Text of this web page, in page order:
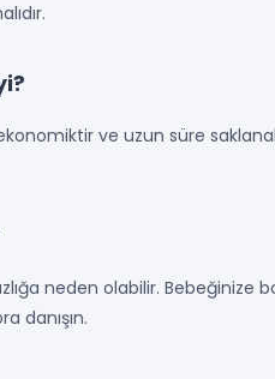
ve uzun süre
neden olabilir.
danışın.